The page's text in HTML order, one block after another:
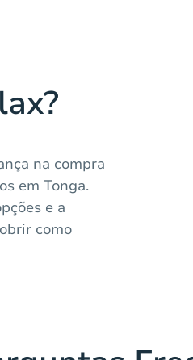
na compra
em Tonga.
e a
como